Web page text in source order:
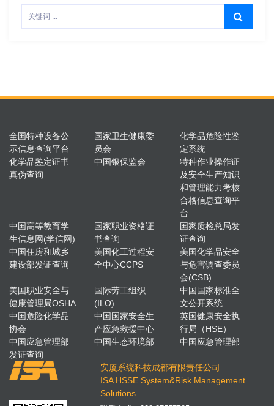
全国特种设备公
示信息查询平台
国家卫生健康委
员会
化学品危险性鉴
定系统
化学品鉴定证书
真伪查询
中国银保监会
特种作业操作证
及安全生产知识
和管理能力考核
合格信息查询平
台
中国高等教育学
生信息网(学信网)
国家职业资格证
书查询
国家质检总局发
证查询
中国住房和城乡
建设部发证查询
美国化工过程安
全中心CCPS
美国化学品安全
与危害调查委员
会(CSB)
美国职业安全与
健康管理局OSHA
国际劳工组织
(ILO)
中国国家标准全
文公开系统
中国危险化学品
协会
中国国家安全生
产应急救援中心
英国健康安全执
行局（HSE）
中国应急管理部
发证查询
中国生态环境部 中国应急管理部
安厦系统科技成都有限责任公司
ISA HSSE System&Risk Management
Solutions